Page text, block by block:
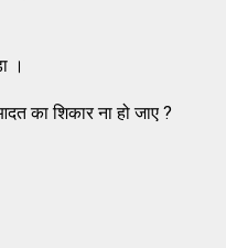
।
का शिकार ना हो जाए ?